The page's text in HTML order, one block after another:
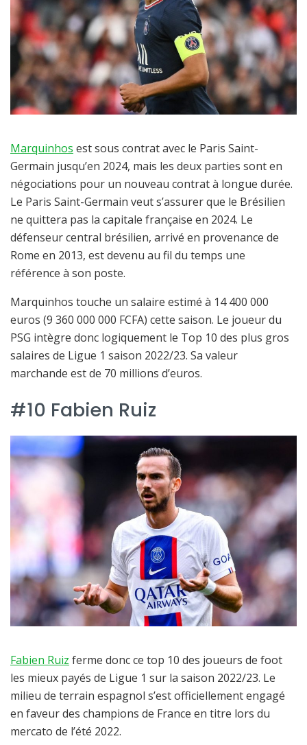
Marquinhos est sous contrat avec le Paris Saint-
Germain jusqu’en 2024, mais les deux parties sont en
négociations pour un nouveau contrat à longue durée.
Le Paris Saint-Germain veut s’assurer que le Brésilien
ne quittera pas la capitale française en 2024. Le
défenseur central brésilien, arrivé en provenance de
Rome en 2013, est devenu au fil du temps une
référence à son poste.
Marquinhos touche un salaire estimé à 14 400 000
euros (9 360 000 000 FCFA) cette saison. Le joueur du
PSG intègre donc logiquement le Top 10 des plus gros
salaires de Ligue 1 saison 2022/23. Sa valeur
marchande est de 70 millions d’euros.
#10 Fabien Ruiz
Fabien Ruiz ferme donc ce top 10 des joueurs de foot
les mieux payés de Ligue 1 sur la saison 2022/23. Le
milieu de terrain espagnol s’est officiellement engagé
en faveur des champions de France en titre lors du
mercato de l’été 2022.